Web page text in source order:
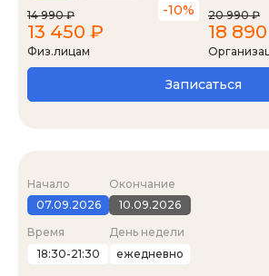
14 990 ₽ -10%
13 450 ₽
Физ.лицам
20 990 ₽
18
Записаться
Начало
07.09.2026
Окончание
10.09.2026
Время
18:30-21:30
День недели
ежедневно